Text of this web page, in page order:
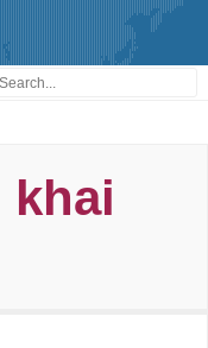
khai